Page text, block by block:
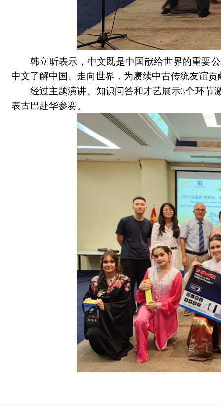
韩立昕表示，中文既是中国献给世界的重要
中文了解中国、走向世界，为赓续中古传统友谊
经过主题演讲、知识问答和才艺展示3个环节
表古巴赴华参赛。